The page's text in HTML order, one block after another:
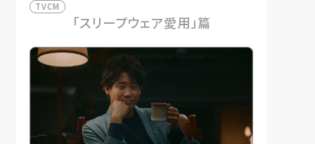
TVCM
「スリープウェア愛用」篇